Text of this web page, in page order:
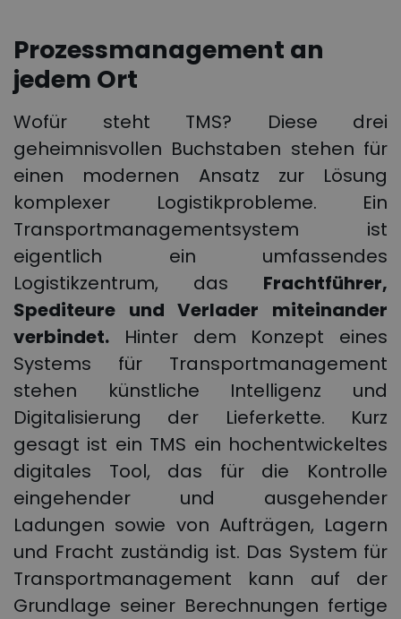
Prozessmanagement an
jedem Ort
Wofür steht TMS? Diese drei
geheimnisvollen Buchstaben stehen für
einen modernen Ansatz zur Lösung
komplexer Logistikprobleme. Ein
Transportmanagementsystem ist
eigentlich ein umfassendes
Logistikzentrum, das Frachtführer,
Spediteure und Verlader miteinander
verbindet. Hinter dem Konzept eines
Systems für Transportmanagement
stehen künstliche Intelligenz und
Digitalisierung der Lieferkette. Kurz
gesagt ist ein TMS ein hochentwickeltes
digitales Tool, das für die Kontrolle
eingehender und ausgehender
Ladungen sowie von Aufträgen, Lagern
und Fracht zuständig ist. Das System für
Transportmanagement kann auf der
Grundlage seiner Berechnungen fertige